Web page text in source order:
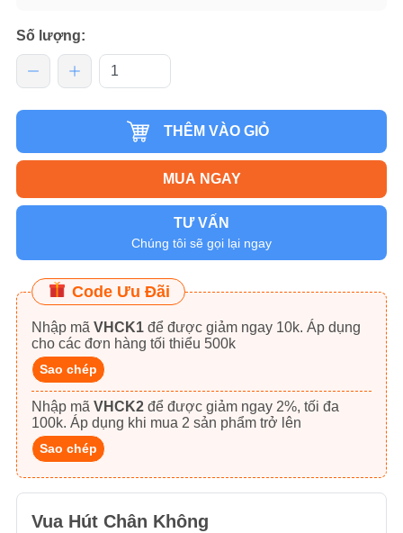
Số lượng:
THÊM VÀO GIỎ
MUA NGAY
TƯ VẤN
Chúng tôi sẽ gọi lại ngay
Code Ưu Đãi
Nhập mã VHCK1
cho các đơn hàng tối thiểu 500k
Sao chép
Nhập mã VHCK2
100k. Áp dụng khi mua 2 sản phẩm trở lên
Sao chép
Vua Hút Chân Không